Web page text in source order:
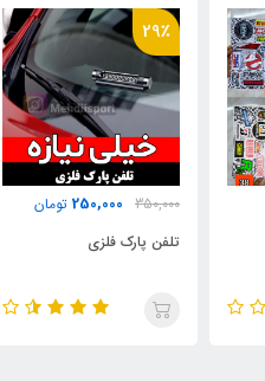
29٪
350,000
250,000 تومان
تلفن پارک فلزی